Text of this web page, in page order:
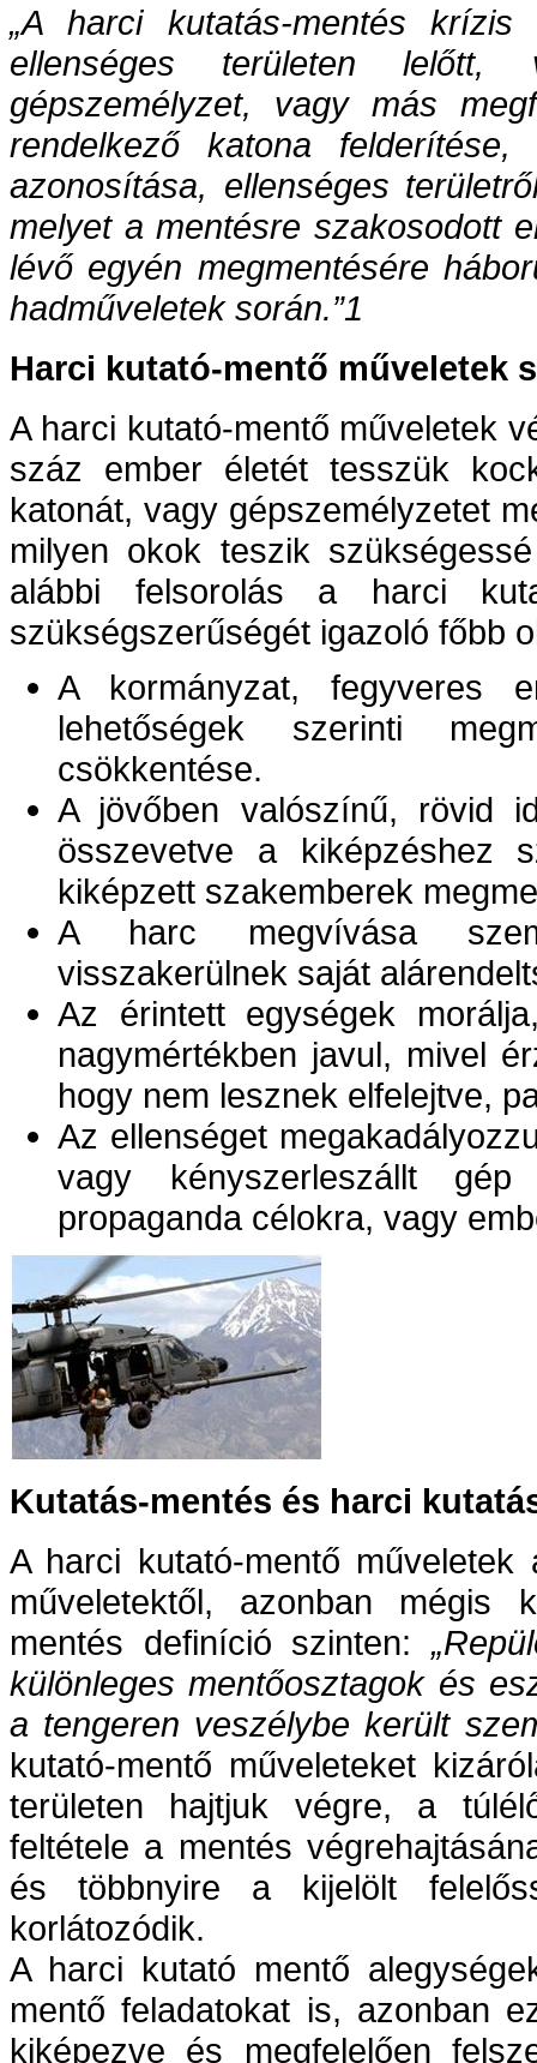
„A harci kutatás-mentés krízis
ellenséges területen lelőtt,
gépszemélyzet, vagy más
rendelkező katona felderítése,
azonosítása, ellenséges
melyet a mentésre szakosodott
lévő egyén megmentésére
hadműveletek során.”1
Harci kutató-mentő műveletek
A harci kutató-mentő műveletek
száz ember életét tesszük
katonát, vagy gépszemélyzetet
milyen okok teszik
alábbi felsorolás a harci
szükségszerűségét igazoló főbb
A kormányzat, fegyveres
lehetőségek szerinti
csökkentése.
A jövőben valószínű, rövid
összevetve a kiképzéshez
kiképzett szakemberek
A harc megvívása
visszakerülnek saját
Az érintett egységek
nagymértékben javul, mivel
hogy nem lesznek elfelejtve,
Az ellenséget
vagy kényszerleszállt gép
propaganda célokra, vagy
Kutatás-mentés és harci
A harci kutató-mentő műveletek
műveletektől, azonban mégis
mentés definíció szinten:
különleges mentőosztagok és
a tengeren veszélybe került
kutató-mentő műveleteket
területen hajtjuk végre, a
feltétele a mentés
és többnyire a kijelölt
korlátozódik.
A harci kutató mentő
mentő feladatokat is, azonban
kiképezve és megfelelően